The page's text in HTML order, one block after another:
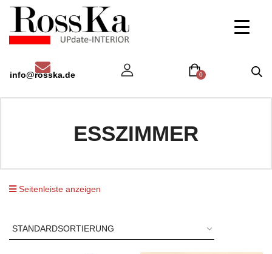
info@rosska.de 0
ESSZIMMER
Seitenleiste anzeigen